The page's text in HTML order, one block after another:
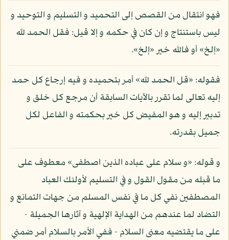
فهو انتقال من القصص إلى التحميد و التسليم و التوحيد و
ليس باستنتاج و إن كان في حكمه و إلا قيل: فقل الحمد لله
«إلخ» أو فالله خير «إلخ».
فقوله: «قل الحمد لله» أمر بتحميده و فيه إرجاع كل حمد
إليه تعالى لما تقرر بالآيات السابقة أن مرجع كل خلق و
تدبير إليه و هو المفيض كل خير بحكمته و الفاعل لكل
جميل بقدرته.
و قوله: «و سلام على عباده الذين اصطفى» معطوف على
ما قبله من مقول القول و في التسليم لأولئك العباد
المصطفين نفي كل ما في نفس المسلم من جهات التمانع و
التضاد لما عندهم من الهداية الإلهية و آثارها الجميلة -
على ما يقتضيه معنى السلام - ففي الأمر بالسلام أمر ضمني